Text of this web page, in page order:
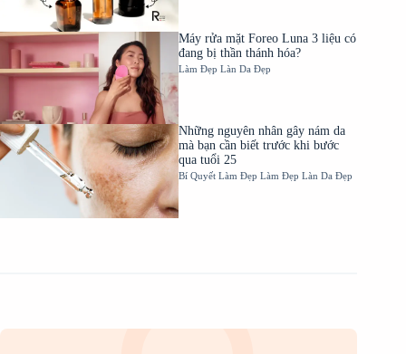
Máy rửa mặt Foreo Luna 3 liệu có
đang bị thần thánh hóa?
Làm Đẹp Làn Da Đẹp
Những nguyên nhân gây nám da
mà bạn cần biết trước khi bước
qua tuổi 25
Bí Quyết Làm Đẹp Làm Đẹp Làn Da Đẹp